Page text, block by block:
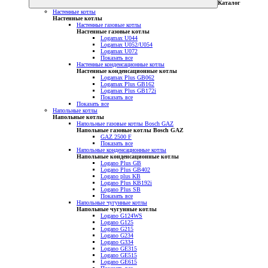
Каталог
Настенные котлы
Настенные котлы
Настенные газовые котлы
Настенные газовые котлы
Logamax U044
Logamax U052/U054
Logamax U072
Показать все
Настенные конденсационные котлы
Настенные конденсационные котлы
Logamax Plus GB062
Logamax Plus GB162
Logamax Plus GB172i
Показать все
Показать все
Напольные котлы
Напольные котлы
Напольные газовые котлы Bosch GAZ
Напольные газовые котлы Bosch GAZ
GAZ 2500 F
Показать все
Напольные конденсационные котлы
Напольные конденсационные котлы
Logano Plus GB
Logano Plus GB402
Logano plus KB
Logano Plus KB192i
Logano Plus SB
Показать все
Напольные чугунные котлы
Напольные чугунные котлы
Logano G124WS
Logano G125
Logano G215
Logano G234
Logano G334
Logano GE315
Logano GE515
Logano GE615